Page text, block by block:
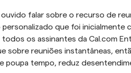
falar sobre o recurso de
que foi inicialmente
todos os assinantes da Cal.com
sobre reuniões instantâneas,
poupa tempo, reduz